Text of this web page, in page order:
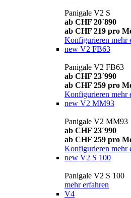
Panigale V2 S
ab CHF 20´890
ab CHF 219 pro
Konfigurieren mehr
new V2 FB63
Panigale V2 FB63
ab CHF 23´990
ab CHF 259 pro
Konfigurieren mehr
new V2 MM93
Panigale V2 MM93
ab CHF 23´990
ab CHF 259 pro
Konfigurieren mehr
new V2 S 100
Panigale V2 S 100
mehr erfahren
V4